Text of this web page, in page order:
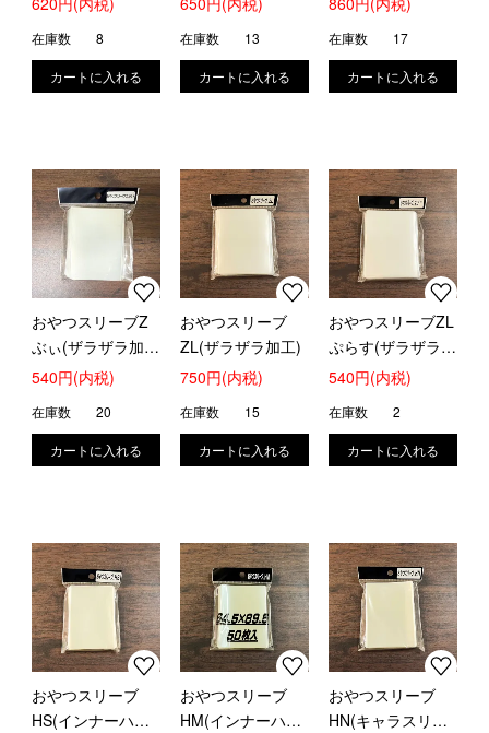
在庫数 8 在庫数 13 在庫数 17
おやつスリーブZ
ぶぃ(ザラザラ加
工)
540円(内税)
在庫数 20
おやつスリーブ
ZL(ザラザラ加工)
750円(内税)
在庫数 15
おやつスリーブZL
ぷらす(ザラザラ加
工)
540円(内税)
在庫数 2
おやつスリーブ
HS(インナーハー
おやつスリーブ
HM(インナーハー
おやつスリーブ
HN(キャラスリサ